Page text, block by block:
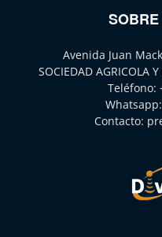
Avenida Juan
SOCIEDAD AGRICOLA
Teléfono:
Whatsapp:
Contacto: